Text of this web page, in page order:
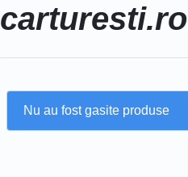
carturesti.ro
Nu au fost gasite produse